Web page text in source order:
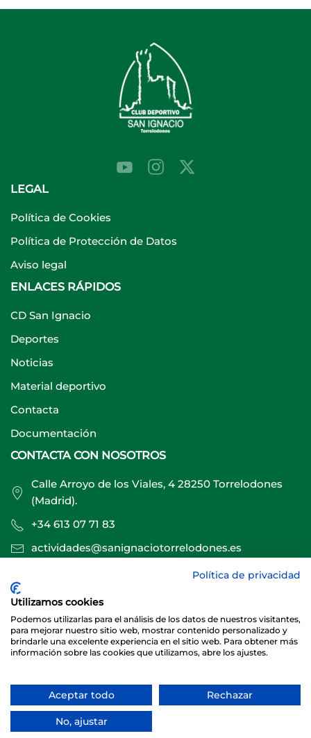
LEGAL
Política de Cookies
Política de Protección de Datos
Aviso legal
ENLACES RÁPIDOS
CD San Ignacio
Deportes
Noticias
Material deportivo
Contacta
Documentación
CONTACTA CON NOSOTROS
Calle Arroyo de los Viales, 4 28250 Torrelodones
(Madrid).
+34 613 07 71 83
actividades@sanignaciotorrelodones.es
Sitio web creado por
© 2026 Club Deportivo Básico San Ignacio Torrelodones
Sitio web creado y mantenido por especialistasweb.es
Política de privacidad
Utilizamos cookies
Podemos utilizarlas para el análisis de los datos de nuestros visitantes,
para mejorar nuestro sitio web, mostrar contenido personalizado y
brindarle una excelente experiencia en el sitio web. Para obtener más
información sobre las cookies que utilizamos, abre los ajustes.
Aceptar todo Rechazar
No, ajustar